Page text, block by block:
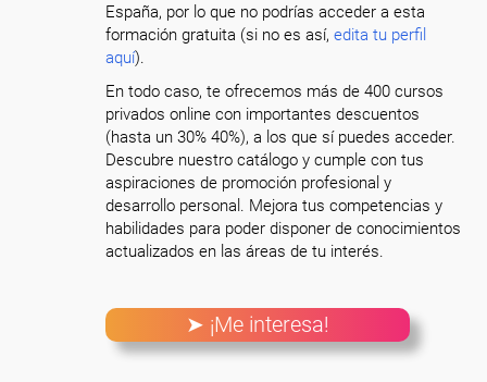
España, por lo que no podrías acceder a esta
formación gratuita (si no es así,edita tu perfil
aquí).
En todo caso, te ofrecemos más de 400 cursos
privados online con importantes descuentos
(hasta un 30% 40%), a los que sí puedes acceder.
Descubre nuestro catálogo y cumple con tus
aspiraciones de promoción profesional y
desarrollo personal. Mejora tus competencias y
habilidades para poder disponer de conocimientos
actualizados en las áreas de tu interés.
➤ ¡Me interesa!